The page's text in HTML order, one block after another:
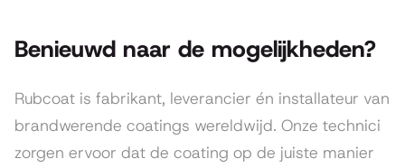
Benieuwd naar de mogelijkheden?
Rubcoat is fabrikant, leverancier én installateur van
brandwerende coatings wereldwijd. Onze technici
zorgen ervoor dat de coating op de juiste manier